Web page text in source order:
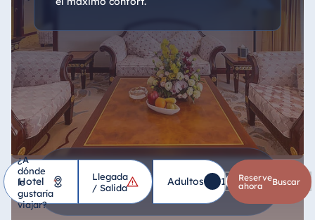
¿A
dónde
le
gustaría
viajar?
*
Hotel
Llegada
/ Salida
Adultos 1 Niños 0
Reserve
ahora
buscar